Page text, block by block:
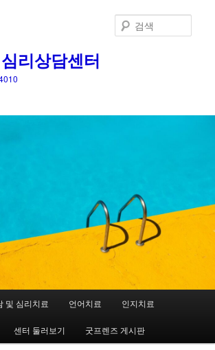
리상담센터
색
및 심리치료 언어치료 인지치료
센터 둘러보기 굿프렌즈 게시판